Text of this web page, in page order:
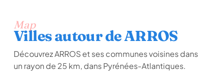
Map
Villes autour de ARROS
Découvrez ARROS et ses communes voisines dans
un rayon de 25 km, dans Pyrénées-Atlantiques.